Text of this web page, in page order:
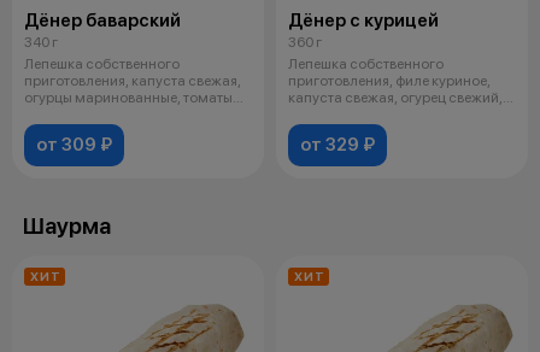
Дёнер баварский
340 г
Лепешка собственного
приготовления, капуста свежая,
огурцы маринованные, томаты
от 309 ₽
Дёнер с курицей
360 г
Лепешка собственного
приготовления, филе куриное,
капуста свежая, огурец свежий,
от 329 ₽
Шаурма
ХИТ ХИТ